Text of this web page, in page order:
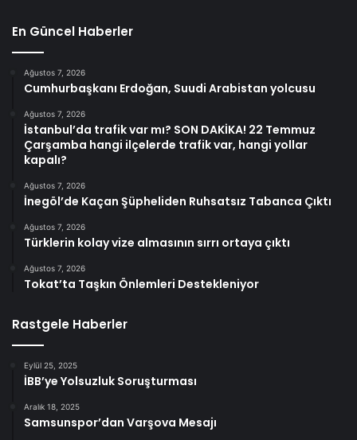
En Güncel Haberler
Ağustos 7, 2026
Cumhurbaşkanı Erdoğan, Suudi Arabistan yolcusu
Ağustos 7, 2026
İstanbul’da trafik var mı? SON DAKİKA! 22 Temmuz
Çarşamba hangi ilçelerde trafik var, hangi yollar
kapalı?
Ağustos 7, 2026
İnegöl’de Kaçan Şüpheliden Ruhsatsız Tabanca Çıktı
Ağustos 7, 2026
Türklerin kolay vize almasının sırrı ortaya çıktı
Ağustos 7, 2026
Tokat’ta Taşkın Önlemleri Destekleniyor
Rastgele Haberler
Eylül 25, 2025
İBB’ye Yolsuzluk Soruşturması
Aralık 18, 2025
Samsunspor’dan Varşova Mesajı